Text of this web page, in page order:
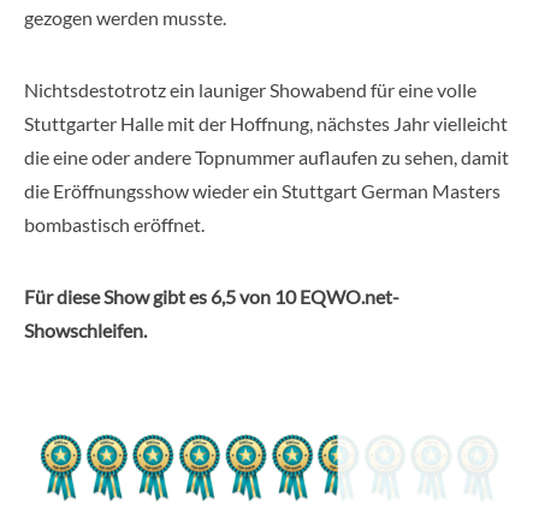
gezogen werden musste.
Nichtsdestotrotz ein launiger Showabend für eine volle
Stuttgarter Halle mit der Hoffnung, nächstes Jahr vielleicht
die eine oder andere Topnummer auflaufen zu sehen, damit
die Eröffnungsshow wieder ein Stuttgart German Masters
bombastisch eröffnet.
Für diese Show gibt es 6,5 von 10 EQWO.net-
Showschleifen.